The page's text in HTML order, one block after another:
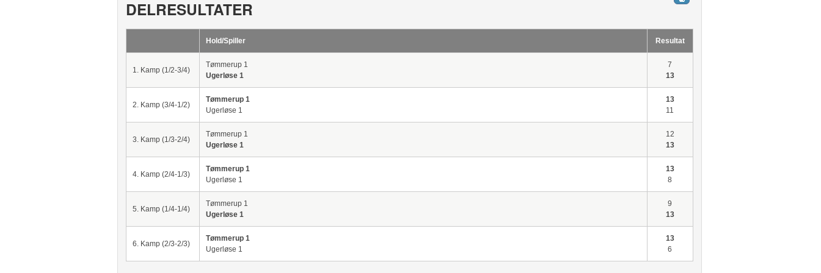
DELRESULTATER
Hold/Spiller Resultat
1. Kamp (1/2-3/4)
Tømmerup 1
Ugerløse 1
7
13
2. Kamp (3/4-1/2)
Tømmerup 1
Ugerløse 1
13
11
3. Kamp (1/3-2/4)
Tømmerup 1
Ugerløse 1
12
13
4. Kamp (2/4-1/3)
Tømmerup 1
Ugerløse 1
13
8
5. Kamp (1/4-1/4)
Tømmerup 1
Ugerløse 1
9
13
6. Kamp (2/3-2/3)
Tømmerup 1
Ugerløse 1
13
6